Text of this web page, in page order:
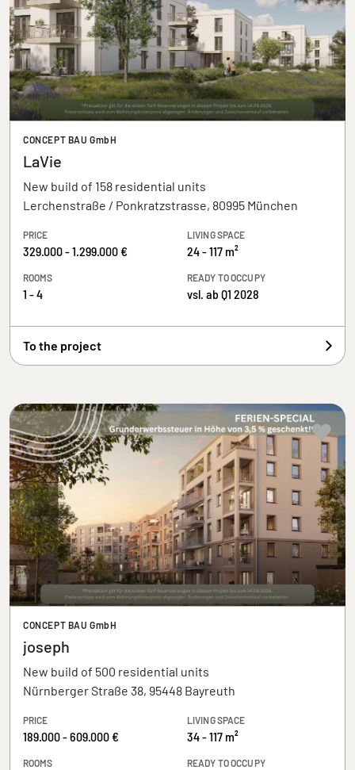
CONCEPT BAU GmbH
LaVie
New build of 158 residential units
Lerchenstraße / Ponkratzstrasse, 80995 München
PRICE
329.000 - 1.299.000 €
LIVING SPACE
24 - 117 m²
ROOMS
1 - 4
READY TO OCCUPY
vsl. ab Q1 2028
To the project
CONCEPT BAU GmbH
joseph
New build of 500 residential units
Nürnberger Straße 38, 95448 Bayreuth
PRICE
189.000 - 609.000 €
LIVING SPACE
34 - 117 m²
ROOMS READY TO OCCUPY